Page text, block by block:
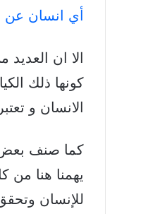
أي انسان عن
الا ان
كونها ذلك
الانسان و
كما صنف بعض
يهمنا هنا من
للإنسان